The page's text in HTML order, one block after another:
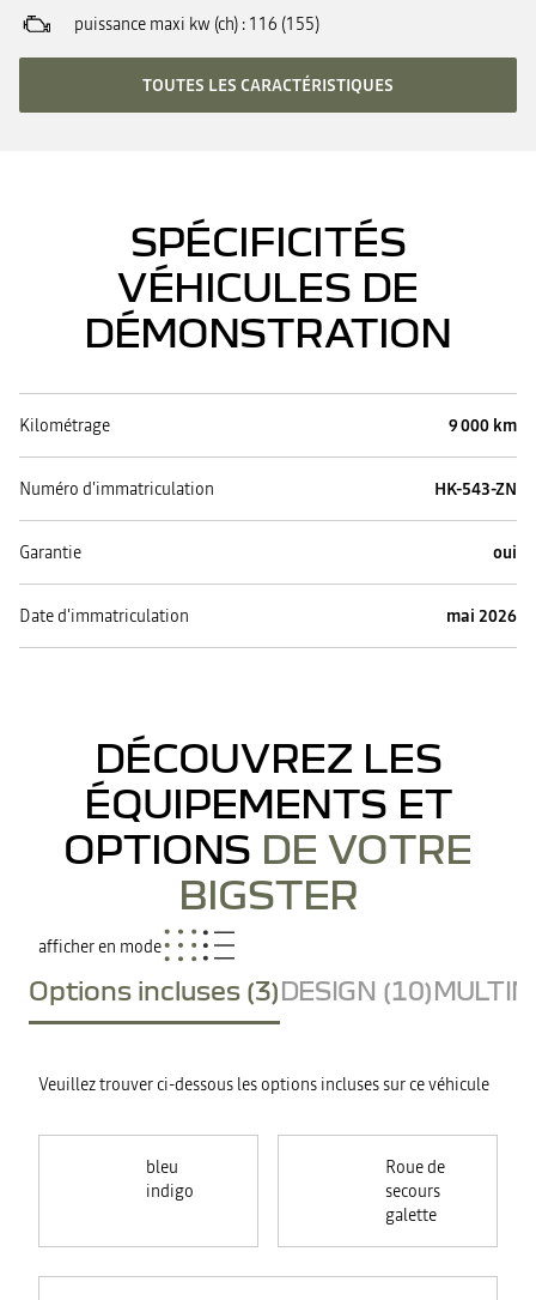
puissance maxi kw (ch) 116 (155)
TOUTES LES CARACTÉRISTIQUES
SPÉCIFICITÉS
VÉHICULES DE
DÉMONSTRATION
Kilométrage 9 000 km
Numéro d'immatriculation HK-543-ZN
Garantie oui
Date d'immatriculation mai 2026
DÉCOUVREZ LES
ÉQUIPEMENTS ET
OPTIONS DE VOTRE
BIGSTER
afficher en mode
Options incluses (3)DESIGN (10)
Veuillez trouver ci-dessous les options incluses sur ce véhicule
bleu
indigo
Roue de
secours
galette